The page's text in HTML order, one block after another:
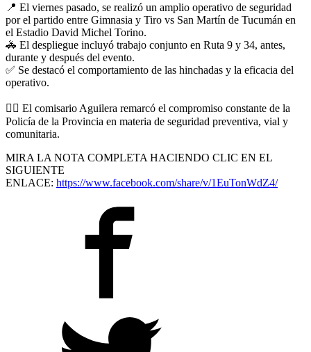
📍 El viernes pasado, se realizó un amplio operativo de seguridad
por el partido entre Gimnasia y Tiro vs San Martín de Tucumán en
el Estadio David Michel Torino.
🚓 El despliegue incluyó trabajo conjunto en Ruta 9 y 34, antes,
durante y después del evento.
✅ Se destacó el comportamiento de las hinchadas y la eficacia del
operativo.
👮‍♂ El comisario Aguilera remarcó el compromiso constante de la
Policía de la Provincia en materia de seguridad preventiva, vial y
comunitaria.
MIRA LA NOTA COMPLETA HACIENDO CLIC EN EL
SIGUIENTE
ENLACE: https://www.facebook.com/share/v/1EuTonWdZ4/